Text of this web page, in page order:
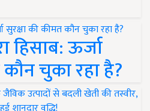
हिसाब: ऊर्जा
चुका रहा है?